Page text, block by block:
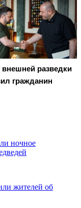
разведки
гражданин
ночное
жителей об